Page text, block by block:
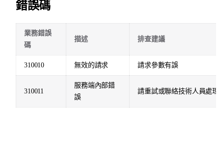
錯誤碼
業務錯誤
碼
描述 排查建議
310010 無效的請求 請求參數有誤
310011
服務端內部錯
誤
請重試或聯絡技術人員處理